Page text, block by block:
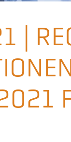
|